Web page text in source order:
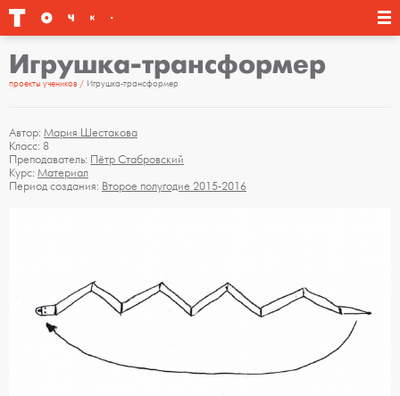
Игрушка-трансформер
проекты учеников Игрушка-трансформер
Автор: Мария Шестакова
Класс: 8
Преподаватель: Пётр Стабровский
Курс: Материал
Период создания: Второе полугодие 2015-2016